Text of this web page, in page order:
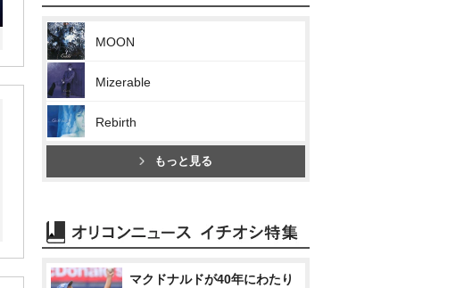
MOON
Mizerable
Rebirth
もっと見る
マクドナルドが40年にわたり